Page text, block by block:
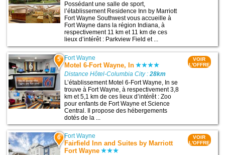
Possédant une salle de sport,
l’établissement Residence Inn by Marriott
Fort Wayne Southwest vous accueille à
Fort Wayne dans la région Indiana, à
respectivement 11 km et 11 km de ces
lieux d’intérêt : Parkview Field et ...
5 Fort Wayne
Motel 6-Fort Wayne, In
Distance Hôtel-Columbia City :28km
L’établissement Motel 6-Fort Wayne, In se
trouve à Fort Wayne, à respectivement 3,8
km et 5,1 km de ces lieux d’intérêt : Zoo
pour enfants de Fort Wayne et Science
Central. Il propose des hébergements
dotés de la ...
VOIR
L'OFFRE
6 Fort Wayne
Fairfield Inn and Suites by Marriott
Fort Wayne
VOIR
L'OFFRE